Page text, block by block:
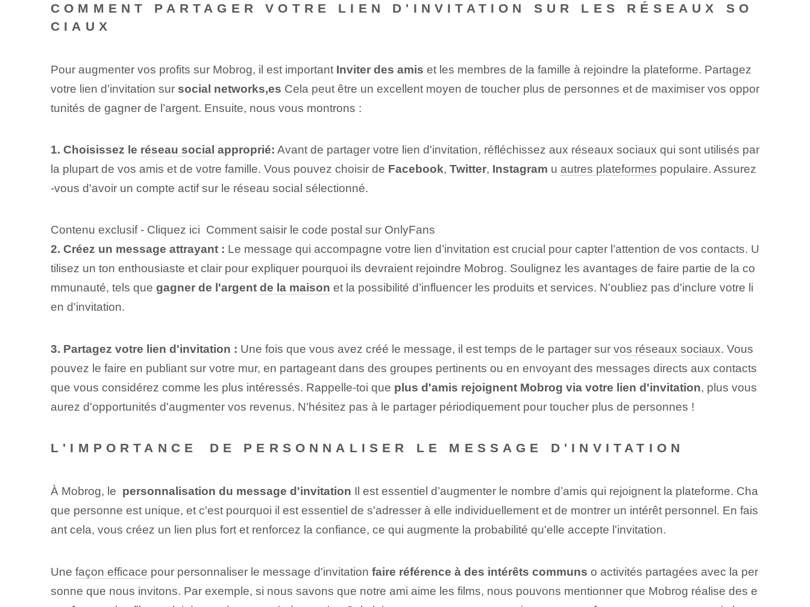
COMMENT PARTAGER VOTRE LIEN D'INVITATION SUR LES RÉSEAUX SO
CIAUX
Pour augmenter vos profits sur Mobrog, il est important Inviter des amis et les membres de la famille à rejoindre la plateforme. Partagez
votre lien d'invitation⁤ sur social networks,es Cela peut être un excellent moyen de toucher plus de personnes et de maximiser vos oppor
tunités de gagner de l’argent. Ensuite, nous vous montrons :
1. Choisissez le réseau social approprié: Avant de partager votre lien d'invitation, réfléchissez aux réseaux sociaux qui sont utilisés par
la plupart de vos amis et de votre famille. Vous pouvez choisir de Facebook, Twitter, Instagram u autres plateformes populaire. Assurez
-vous d'avoir un compte actif sur le réseau social sélectionné.
Contenu exclusif - Cliquez ici Comment saisir le code postal sur OnlyFans
2. Créez un message attrayant : Le message qui accompagne votre lien d’invitation est crucial pour capter l’attention de vos contacts. U
tilisez un ton enthousiaste et clair pour expliquer pourquoi ils devraient rejoindre Mobrog. Soulignez les avantages de faire partie de la co
mmunauté, tels que gagner de l'argent de la maison et la possibilité d’influencer les produits et services. N'oubliez pas d'inclure votre li
en d'invitation.
3. Partagez votre lien d'invitation : Une fois que vous avez créé le message, il est temps de le partager sur vos réseaux sociaux. Vous
pouvez le faire en publiant sur votre mur, en partageant dans des groupes pertinents ou en envoyant des messages directs aux contacts
que vous considérez comme les plus intéressés. Rappelle-toi que plus d'amis rejoignent Mobrog via votre lien d'invitation, plus vous
aurez d'opportunités d'augmenter vos revenus. N'hésitez pas à le partager périodiquement pour toucher plus de personnes !
L'IMPORTANCE⁢ DE PERSONNALISER LE MESSAGE D'INVITATION
À Mobrog, le ⁤ personnalisation du message d'invitation Il est essentiel d’⁤augmenter⁣ le nombre d’‍amis qui rejoignent‌ la plateforme. Cha
que personne est⁤ unique, et c'est pourquoi il est essentiel de s'adresser à elle individuellement et de montrer⁤ un intérêt personnel.‌ En fais
ant cela, vous créez un lien plus fort et renforcez la confiance, ce qui augmente la probabilité qu'elle accepte l'invitation.
Une façon efficace pour personnaliser le message d'invitation faire référence à des intérêts communs o⁣ activités partagées avec ⁢la per
sonne que nous invitons. Par exemple, si nous savons que notre ami aime les films, nous pouvons mentionner que Mobrog réalise des e